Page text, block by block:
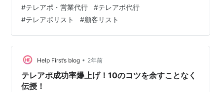
成果を最大化 優先順位付け 最適な連絡タイミング デー
タ分析による戦略の最適化 成約率の高い顧客層の特定 効
果的なアプローチ方法の発見 課題の洗い出しと改善 チー
ム全体で情報を共有し、連携を強化 テレアポリストの共
有 成功事例と失敗事例の共有 …
#テレアポ・営業代行 #テレアポ代行
#テレアポリスト #顧客リスト
Help First’s blog • 2年前
テレアポ成功率爆上げ！10のコツを余すことなく
伝授！